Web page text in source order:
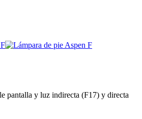
pantalla y luz indirecta (F17) y directa